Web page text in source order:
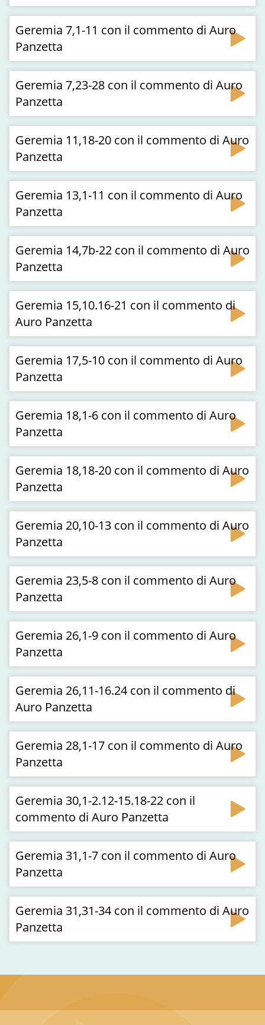
Geremia 7,1-11 con il commento di Auro
Panzetta
Geremia 7,23-28 con il commento di Auro
Panzetta
Geremia 11,18-20 con il commento di Auro
Panzetta
Geremia 13,1-11 con il commento di Auro
Panzetta
Geremia 14,7b-22 con il commento di Auro
Panzetta
Geremia 15,10.16-21 con il commento di
Auro Panzetta
Geremia 17,5-10 con il commento di Auro
Panzetta
Geremia 18,1-6 con il commento di Auro
Panzetta
Geremia 18,18-20 con il commento di Auro
Panzetta
Geremia 20,10-13 con il commento di Auro
Panzetta
Geremia 23,5-8 con il commento di Auro
Panzetta
Geremia 26,1-9 con il commento di Auro
Panzetta
Geremia 26,11-16.24 con il commento di
Auro Panzetta
Geremia 28,1-17 con il commento di Auro
Panzetta
Geremia 30,1-2.12-15.18-22 con il
commento di Auro Panzetta
Geremia 31,1-7 con il commento di Auro
Panzetta
Geremia 31,31-34 con il commento di Auro
Panzetta